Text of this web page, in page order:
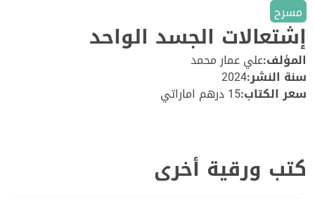
مسرح
إشتعالات الجسد الواحد
المؤلف:علي عمار محمد
سنة النشر:2024
سعر الكتاب:15 درهم اماراتي
كتب ورقية أخرى